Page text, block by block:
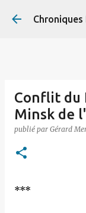
Conflit du
Minsk de
publié par Gérard
***